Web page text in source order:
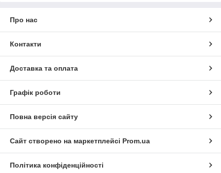
Про нас
Контакти
Доставка та оплата
Графік роботи
Повна версія сайту
Сайт створено на маркетплейсі Prom.ua
Політика конфіденційності